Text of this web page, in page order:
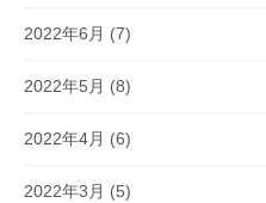
2022年6月 (7)
2022年5月 (8)
2022年4月 (6)
2022年3月 (5)